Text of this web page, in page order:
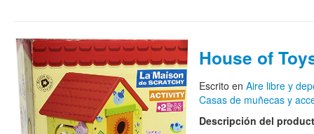
House of
Escrito en Aire libre y
Casas de muñecas y
Descripción del